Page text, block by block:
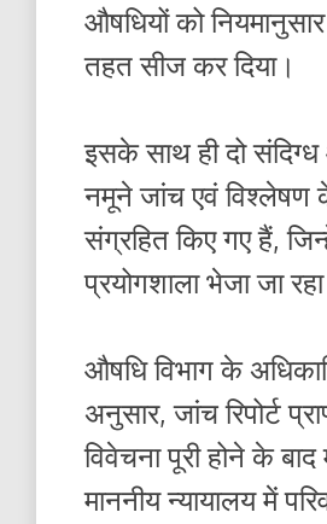
औषधियों को
तहत सीज कर दिया।
इसके साथ ही दो
नमूने जांच एवं विश्लेषण
संग्रहित किए गए हैं,
प्रयोगशाला भेजा जा
औषधि विभाग के
अनुसार, जांच रिपोर्ट
विवेचना पूरी होने के
माननीय न्यायालय में